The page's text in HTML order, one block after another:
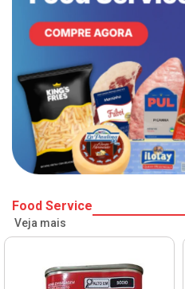
Food Service
Veja mais